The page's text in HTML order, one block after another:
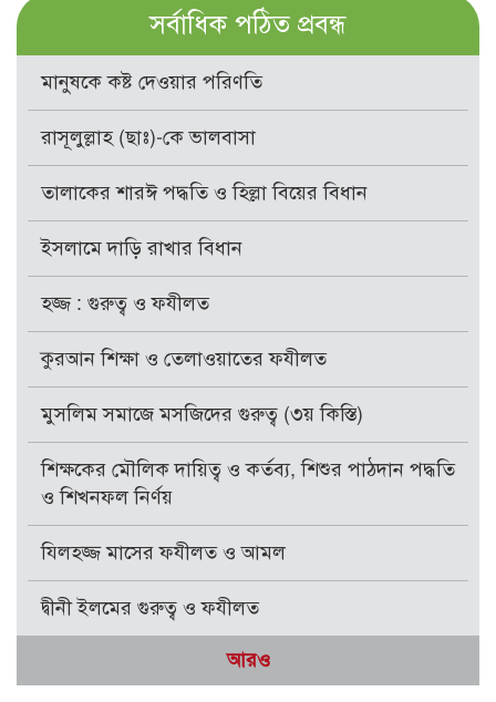
সর্বাধিক পঠিত প্রবন্ধ
মানুষকে কষ্ট দেওয়ার পরিণতি
রাসূলুল্লাহ (ছাঃ)-কে ভালবাসা
তালাকের শারঈ পদ্ধতি ও হিল্লা বিয়ের বিধান
ইসলামে দাড়ি রাখার বিধান
হজ্জ : গুরুত্ব ও ফযীলত
কুরআন শিক্ষা ও তেলাওয়াতের ফযীলত
মুসলিম সমাজে মসজিদের গুরুত্ব (৩য় কিস্তি)
শিক্ষকের মৌলিক দায়িত্ব ও কর্তব্য, শিশুর পাঠদান পদ্ধতি
ও শিখনফল নির্ণয়
যিলহজ্জ মাসের ফযীলত ও আমল
দ্বীনী ইলমের গুরুত্ব ও ফযীলত
আরও